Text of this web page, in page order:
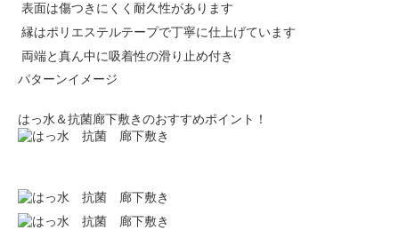
表面は傷つきにくく耐久性があります
縁はポリエステルテープで丁寧に仕上げています
両端と真ん中に吸着性の滑り止め付き
パターンイメージ
はっ水＆抗菌廊下敷きのおすすめポイント！